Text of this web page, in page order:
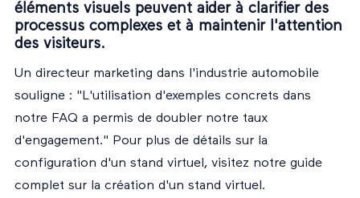
éléments visuels peuvent aider à clarifier des
processus complexes et à maintenir l'attention
des visiteurs.
Un directeur marketing dans l'industrie automobile
souligne : "L'utilisation d'exemples concrets dans
notre FAQ a permis de doubler notre taux
d'engagement." Pour plus de détails sur la
configuration d'un stand virtuel, visitez notre guide
complet sur la création d'un stand virtuel .